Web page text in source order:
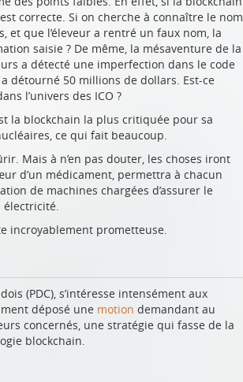
correcte. Si on cherche à connaître le nom
et que l’éleveur a rentré un faux nom, la
saisie ? De même, la mésaventure de la
a détecté une imperfection dans le code
détourné 50 millions de dollars. Est-ce
l’univers des ICO ?
la blockchain la plus critiquée pour sa
ce qui fait beaucoup.
Mais à n’en pas douter, les choses iront
d’un médicament, permettra à chacun
de machines chargées d’assurer le
électricité.
incroyablement prometteuse.
(PDC), s’intéresse intensément aux
déposé une motion demandant au
concernés, une stratégie qui fasse de la
blockchain.